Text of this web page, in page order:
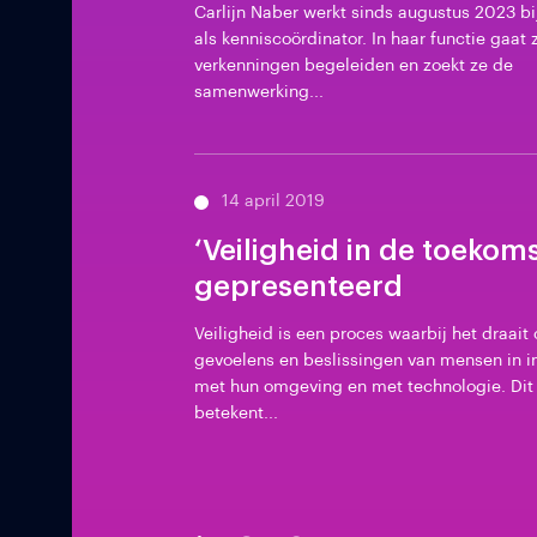
Carlijn Naber werkt sinds augustus 2023
als kenniscoördinator. In haar functie gaat
verkenningen begeleiden en zoekt ze de
samenwerking...
14 april 2019
‘Veiligheid in de
gepresenteerd
Veiligheid is een proces waarbij het draait
gevoelens en beslissingen van mensen in
met hun omgeving en met technologie. Dit
betekent...